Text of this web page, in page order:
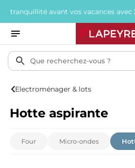
vos vacances avec200€ offerts
Electroménager & lots
Hotte aspirante
Four Micro-ondes